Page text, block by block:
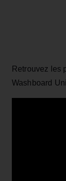
Retrouvez les
Washboard